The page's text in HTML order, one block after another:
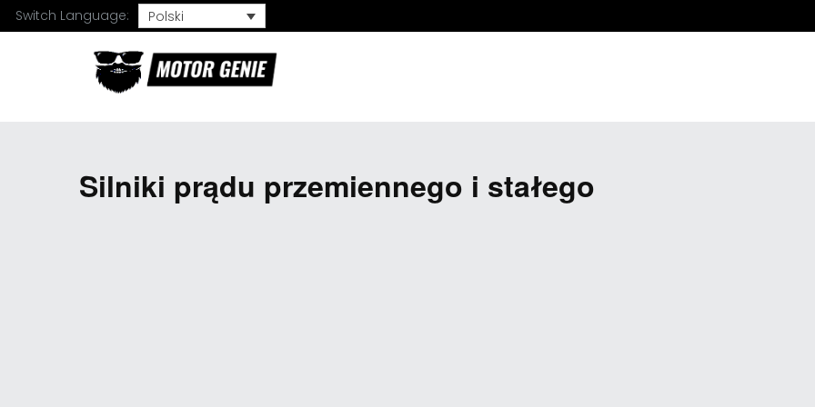
Switch Language: Polski
Silniki prądu przemiennego i stałego